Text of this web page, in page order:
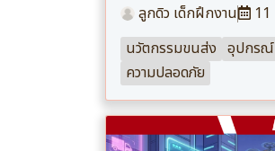
ลูกดิว เด็กฝึกงาน
นวัตกรรมขนส่ง อุปกร
ความปลอดภัย